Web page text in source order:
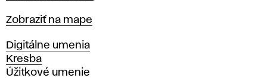
Mapa
Zobraziť na mape
Katedry
Digitálne umenia
Kresba
Úžitkové umenie